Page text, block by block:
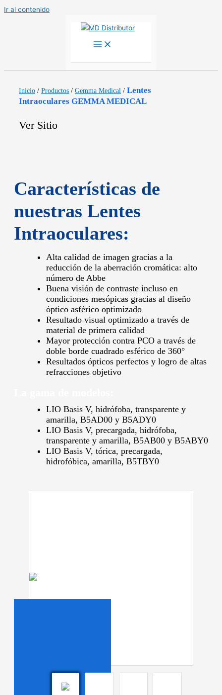
Ir al contenido
Inicio / Productos / Gemma Medical / Lentes
Intraoculares GEMMA MEDICAL
Ver Sitio
Características de
nuestras Lentes
Intraoculares:
Alta calidad de imagen gracias a la
reducción de la aberración cromática: alto
número de Abbe
Buena visión de contraste incluso en
condiciones mesópicas gracias al diseño
óptico asférico optimizado
Resultado visual optimizado a través de
material de primera calidad
Mayor protección contra PCO a través de
doble borde cuadrado esférico de 360°
Resultados ópticos perfectos y logro de altas
refracciones objetivo
LIO Basis V, hidrófoba, transparente y
amarilla, B5AD00 y B5ADY0
LIO Basis V, precargada, hidrófoba,
transparente y amarilla, B5AB00 y B5ABY0
LIO Basis V, tórica, precargada,
hidrofóbica, amarilla, B5TBY0